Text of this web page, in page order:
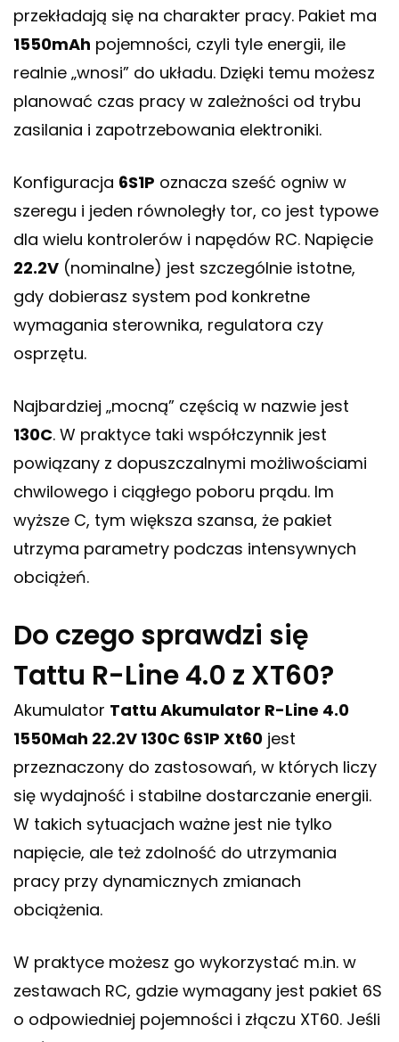
przekładają się na charakter pracy. Pakiet ma
1550mAh pojemności, czyli tyle energii, ile
realnie „wnosi” do układu. Dzięki temu możesz
planować czas pracy w zależności od trybu
zasilania i zapotrzebowania elektroniki.
Konfiguracja 6S1P oznacza sześć ogniw w
szeregu i jeden równoległy tor, co jest typowe
dla wielu kontrolerów i napędów RC. Napięcie
22.2V (nominalne) jest szczególnie istotne,
gdy dobierasz system pod konkretne
wymagania sterownika, regulatora czy
osprzętu.
Najbardziej „mocną” częścią w nazwie jest
130C. W praktyce taki współczynnik jest
powiązany z dopuszczalnymi możliwościami
chwilowego i ciągłego poboru prądu. Im
wyższe C, tym większa szansa, że pakiet
utrzyma parametry podczas intensywnych
obciążeń.
Do czego sprawdzi się
Tattu R-Line 4.0 z XT60?
Akumulator Tattu Akumulator R-Line 4.0
1550Mah 22.2V 130C 6S1P Xt60 jest
przeznaczony do zastosowań, w których liczy
się wydajność i stabilne dostarczanie energii.
W takich sytuacjach ważne jest nie tylko
napięcie, ale też zdolność do utrzymania
pracy przy dynamicznych zmianach
obciążenia.
W praktyce możesz go wykorzystać m.in. w
zestawach RC, gdzie wymagany jest pakiet 6S
o odpowiedniej pojemności i złączu XT60. Jeśli